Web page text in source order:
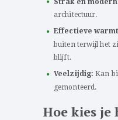
architectuur.
Effectieve
buiten terwijl het
blijft.
Veelzijdig: Kan
gemonteerd.
Hoe kies je